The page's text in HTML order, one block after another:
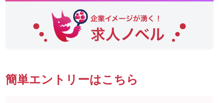
簡単エントリーはこちら